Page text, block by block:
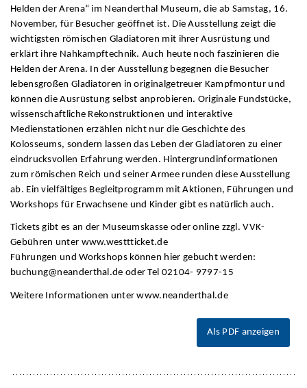
Helden der Arena“ im Neanderthal Museum, die ab Samstag, 16.
November, für Besucher geöffnet ist. Die Ausstellung zeigt die
wichtigsten römischen Gladiatoren mit ihrer Ausrüstung und
erklärt ihre Nahkampftechnik. Auch heute noch faszinieren die
Helden der Arena. In der Ausstellung begegnen die Besucher
lebensgroßen Gladiatoren in originalgetreuer Kampfmontur und
können die Ausrüstung selbst anprobieren. Originale Fundstücke,
wissenschaftliche Rekonstruktionen und interaktive
Medienstationen erzählen nicht nur die Geschichte des
Kolosseums, sondern lassen das Leben der Gladiatoren zu einer
eindrucksvollen Erfahrung werden. Hintergrundinformationen
zum römischen Reich und seiner Armee runden diese Ausstellung
ab. Ein vielfältiges Begleitprogramm mit Aktionen, Führungen und
Workshops für Erwachsene und Kinder gibt es natürlich auch.
Tickets gibt es an der Museumskasse oder online zzgl. VVK-
Gebühren unter www.westtticket.de
Führungen und Workshops können hier gebucht werden:
buchung@neanderthal.de oder Tel 02104- 9797-15
Weitere Informationen unter www.neanderthal.de
Als PDF anzeigen